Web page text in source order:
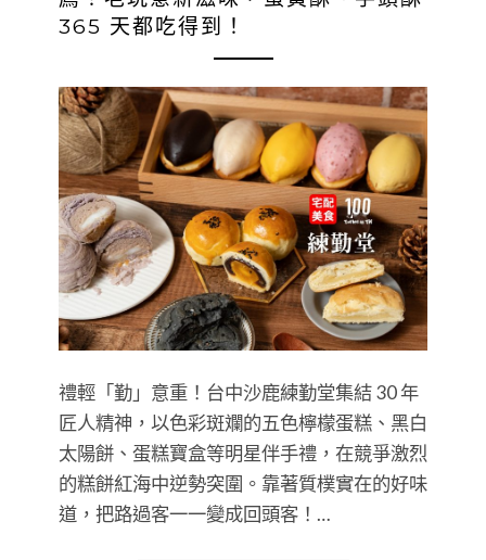
365 天都吃得到！
禮輕「勤」意重！台中沙鹿練勤堂集結 30 年
匠人精神，以色彩斑斕的五色檸檬蛋糕、黑白
太陽餅、蛋糕寶盒等明星伴手禮，在競爭激烈
的糕餅紅海中逆勢突圍。靠著質樸實在的好味
道，把路過客一一變成回頭客！…